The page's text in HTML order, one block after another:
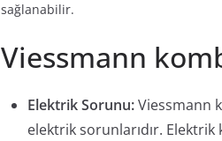
sağlanabilir.
Viessmann
Elektrik Sorunu:Viessmann
elektrik sorunlarıdır. Elektrik